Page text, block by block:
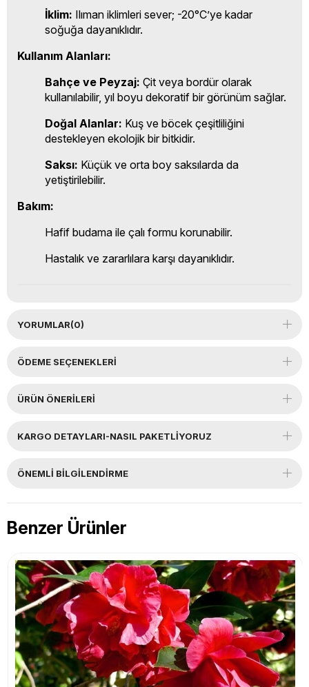
İklim: Ilıman iklimleri sever; -20°C’ye kadar
soğuğa dayanıklıdır.
Kullanım Alanları:
Bahçe ve Peyzaj: Çit veya bordür olarak
kullanılabilir, yıl boyu dekoratif bir görünüm sağlar.
Doğal Alanlar: Kuş ve böcek çeşitliliğini
destekleyen ekolojik bir bitkidir.
Saksı: Küçük ve orta boy saksılarda da
yetiştirilebilir.
Bakım:
Hafif budama ile çalı formu korunabilir.
Hastalık ve zararlılara karşı dayanıklıdır.
YORUMLAR(0)
ÖDEME SEÇENEKLERI
ÜRÜN ÖNERILERI
KARGO DETAYLARI-NASIL PAKETLİYORUZ
ÖNEMLI BILGILENDIRME
Benzer Ürünler